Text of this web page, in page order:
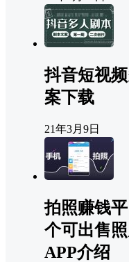
抖音短视
案下载
21年3月9日
拍照赚钱
个可出售
APP介绍